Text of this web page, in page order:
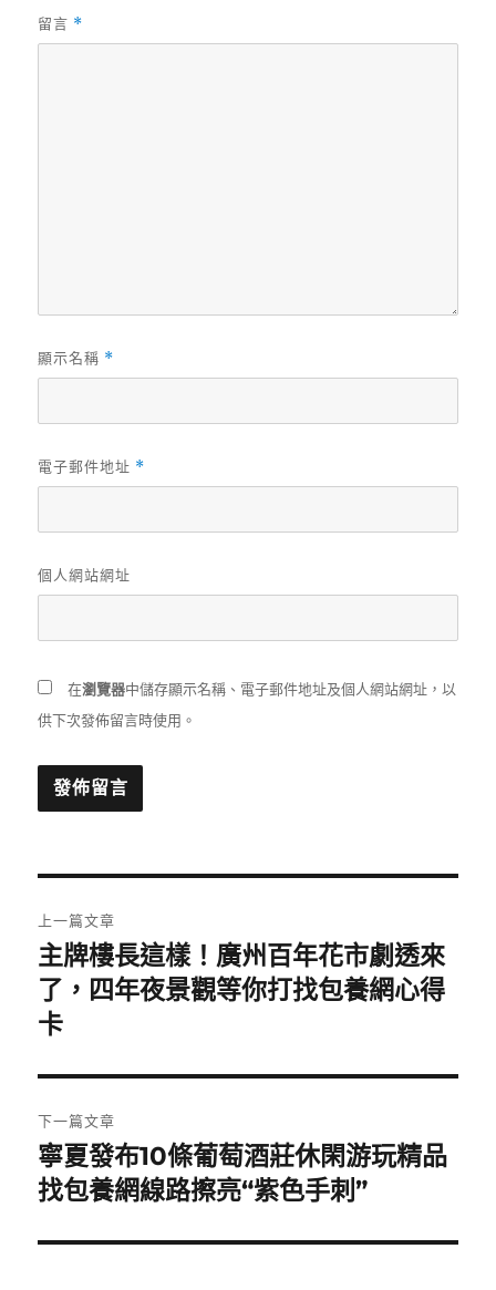
留言 *
顯示名稱 *
電子郵件地址 *
個人網站網址
在瀏覽器中儲存顯示名稱、電子郵件地址及個人網站網址，以
供下次發佈留言時使用。
章
導
覽
上一篇文章
上
一
篇
章:
主牌樓長這樣！廣州百年花市劇透來
了，四年夜景觀等你打找包養網心得
卡
下一篇文章
下
一
文
寧夏發布10條葡萄酒莊休閑游玩精品
找包養網線路擦亮“紫色手刺”